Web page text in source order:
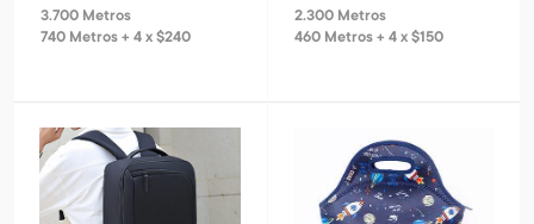
3.700 Metros
740 Metros + 4 x $240
2.300 Metros
460 Metros + 4 x $150